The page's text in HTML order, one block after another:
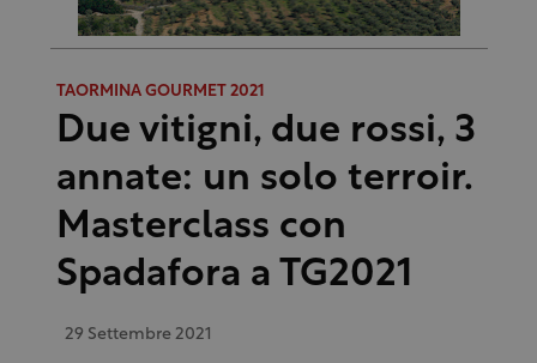
TAORMINA GOURMET 2021
Due vitigni, due rossi, 3
annate: un solo terroir.
Masterclass con
Spadafora a TG2021
29 Settembre 2021